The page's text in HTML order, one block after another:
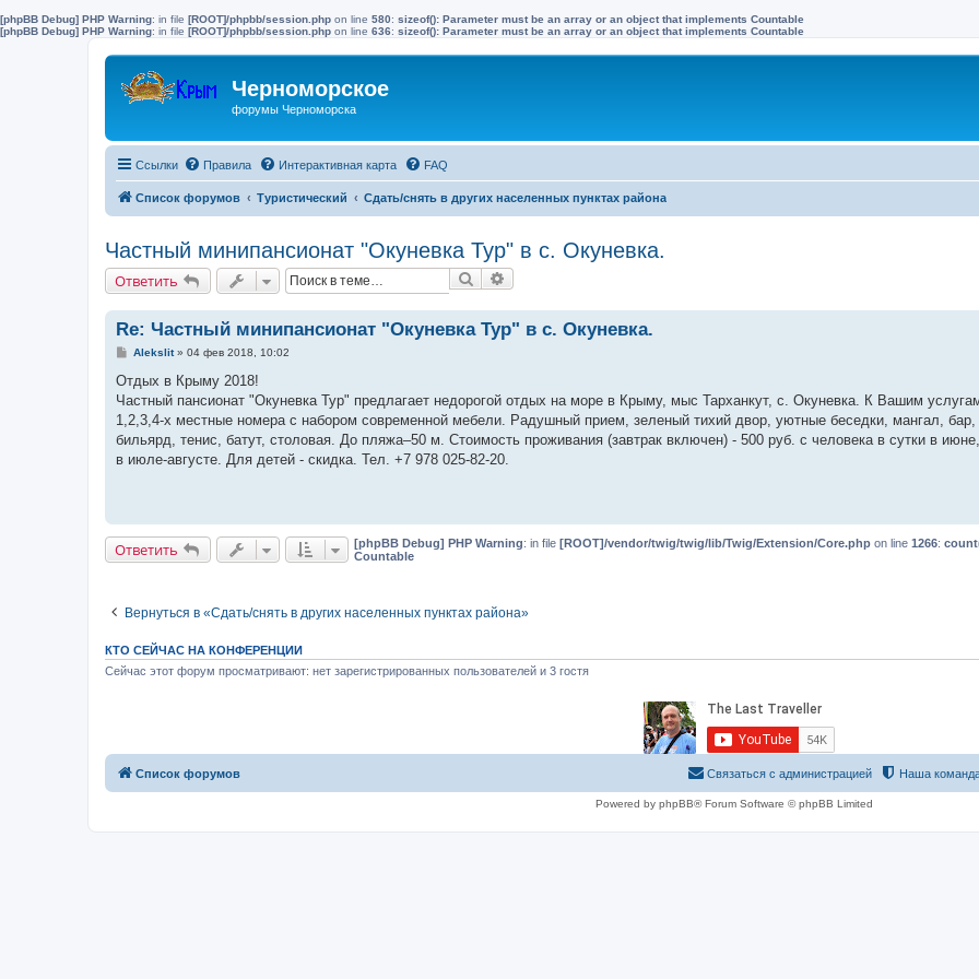
[phpBB Debug] PHP Warning: in file [ROOT]/phpbb/session.php on line 580: sizeof(): Parameter must be an array or an object that implements Countable
[phpBB Debug] PHP Warning: in file [ROOT]/phpbb/session.php on line 636: sizeof(): Parameter must be an array or an object that implements Countable
Черноморское
форумы Черноморска
Ссылки Правила Интерактивная карта FAQ
Список форумов Туристический Сдать/снять в других населенных пунктах района
Частный минипансионат "Окуневка Тур" в с. Окуневка.
Ответить Поиск
Re: Частный минипансионат "Окуневка Тур" в с. Окуневка.
С
о
б
щ
е
и
е
Alekslit» 04 фев 2018, 10:02
Отдых в Крыму 2018!
Частный пансионат "Окуневка Тур" предлагает недорогой отдых на море в Крыму, мыс Тарханкут, с. Окуневка. К Вашим
1,2,3,4-х местные номера с набором современной мебели. Радушный прием, зеленый тихий двор, уютные беседки, мангал, бар,
бильярд, тенис, батут, столовая. До пляжа–50 м. Стоимость проживания (завтрак включен) - 500 руб. с человека в сутки в
в июле-августе. Для детей - скидка. Тел. +7 978 025-82-20.
Ответить [phpBB Debug] PHP Warning: in file [ROOT]/vendor/twig/twig/lib/Twig/Extension/Core.php on line 1266:
Countable
Вернуться в «Сдать/снять в других населенных пунктах района»
КТО СЕЙЧАС НА КОНФЕРЕНЦИИ
Сейчас этот форум просматривают: нет зарегистрированных пользователей и 3 гостя
Список форумов Наша
Связаться с администрацией
Powered by phpBB® Forum Software © phpBB Limited